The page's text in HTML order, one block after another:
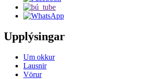
Upplýsingar
Um okkur
Lausnir
Vörur